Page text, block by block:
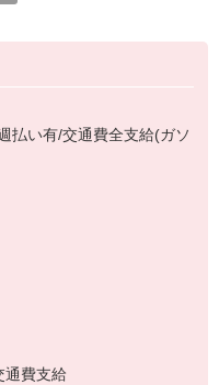
乗のみも相談可♪）
守り など
い有/交通費全支給(ガソ
費支給